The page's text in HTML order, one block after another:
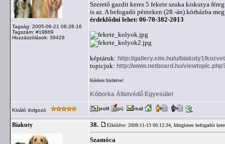
Tagság: 2005-06-21 06:26:16
Tagszám: #19869
Hozzászólások: 39428
Szerető gazdit keres 5 fekete szuka kiskutya
is az. A befogadó pénteken (28.-án) kórházba
érdeklődni lehet: 06-70-382-2013
képtáruk: http://gallery.site.hu/u/biakuty1/
topicjuk: http://www.netboard.hu/
Kérésre hirdetve!
Kóborka Állatvédő Egyesület
Kiváló dolgozó
Biakuty 38. Elküldve: 2008-11-13 00:12:34, Ideiglenes befogadót
Szamóca